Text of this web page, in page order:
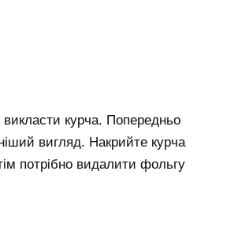
курча. Попередньо
вигляд. Накрийте курча
потрібно видалити фольгу